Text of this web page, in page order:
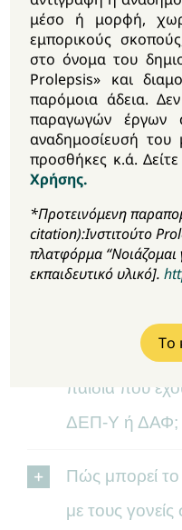
Πώς μπορούμε
εφήβους,
καθοριστεί
Ποιες είναι οι
πρακτικές για
στήριξη;
Πώς μπορούμε
Πώς
παιδιά που
ΔΕΠ-Υ ή ΔΑΦ;
Πώς μπορεί το
με τους
μέσο ή μορφή,
εμπορικούς
στο όνομα του
Prolepsis» και
παρόμοια άδεια.
παραγωγών έργων
αναδημοσίευσή του
προσθήκες κ.ά.
Χρήσης.
*Προτεινόμενη
citation):Ινστιτούτο
πλατφόρμα
εκπαιδευτικό υλικό].
Tο